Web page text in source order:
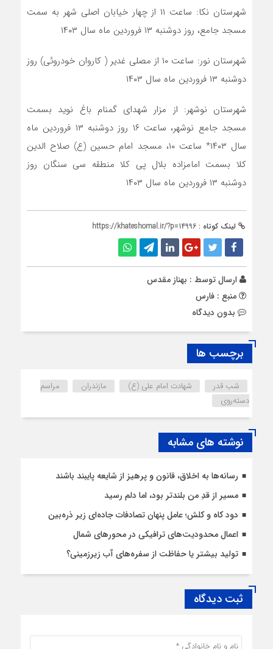
شهرستان نکا: ساعت ۱۱ از چهار خیابان اصلی شهر به سمت
مسجد جامع، روز دوشنبه ۱۳ فروردین ماه سال ۱۴۰۳
شهرستان نور: ساعت ۱۰ از مصلی غدیر ( کاروان خودروئی) روز
دوشنبه ۱۳ فروردین ماه سال ۱۴۰۳
شهرستان نوشهر: از مزار شهدای گمنام باغ نوید بسمت
مسجد جامع نوشهر، ساعت ۱۶ روز دوشنبه ۱۳ فروردین ماه
سال ۱۴۰۳
* ساعت ۱۰، مسجد امام حسین (ع) صلاح الدین
کلا بسمت امامزاده بلال پی کلا منطقه سی سنگان روز
دوشنبه ۱۳ فروردین ماه سال ۱۴۰۳
لینک کوتاه : https://khateshomal.ir/?p=14996
ارسال توسط : بهناز مقدس
منبع : فارس
بدون دیدگاه
برچسب ها
شب قدر شهادت امام علی (ع) مازندران
مراسم
دسته‌روی
نوشته های مشابه
رسانه‌ها به اخلاق، قانون و پرهیز از شایعه پایبند باشند
مسیر از قدِ من بلندتر بود، اما دلم رسید
دود کاه و کلش؛ عامل پنهان تصادفات جاده‌ای زیر ذره‌بین
اعمال محدودیت‌‌های ترافیکی در محورهای شمال
تولید بیشتر یا حفاظت از سفره‌های آب زیرزمینی؟
ثبت دیدگاه